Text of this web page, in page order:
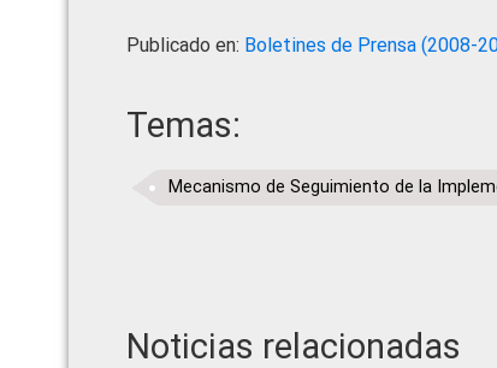
Publicado en: Boletines de Prensa (2008-
Temas:
Mecanismo de Seguimiento de la
Noticias relacionadas